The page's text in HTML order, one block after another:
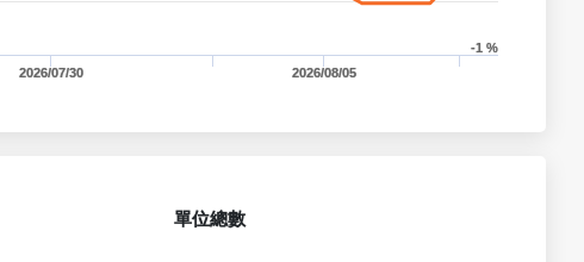
2026/07/30 2026/08/05
-1 %
單位總數